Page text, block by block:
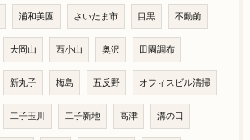
浦和美園 さいたま市 目黒 不動前
大岡山 西小山 奥沢 田園調布
新丸子 梅島 五反野 オフィスビル清掃
二子玉川 二子新地 高津 溝の口